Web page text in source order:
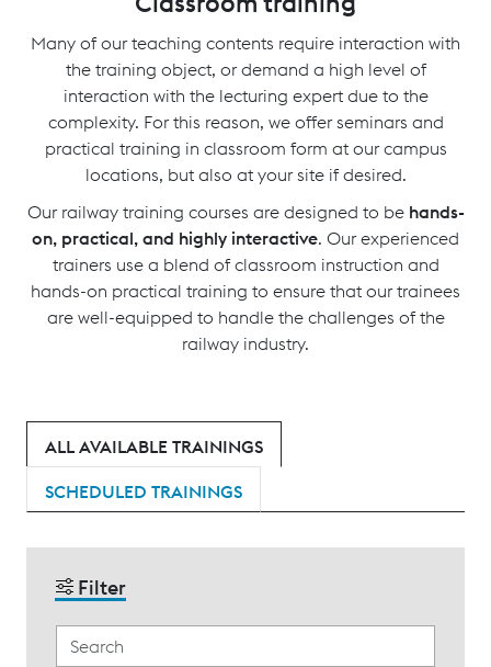
Many of our teaching contents require interaction with
the training object, or demand a high level of
interaction with the lecturing expert due to the
complexity. For this reason, we offer seminars and
practical training in classroom form at our campus
locations, but also at your site if desired.
Our railway training courses are designed to be hands-
on, practical, and highly interactive. Our experienced
trainers use a blend of classroom instruction and
hands-on practical training to ensure that our trainees
are well-equipped to handle the challenges of the
railway industry.
ALL AVAILABLE TRAININGS
SCHEDULED TRAININGS
Filter